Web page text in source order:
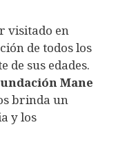
visitado en
de todos los
de sus edades.
Mane
brinda un
y los